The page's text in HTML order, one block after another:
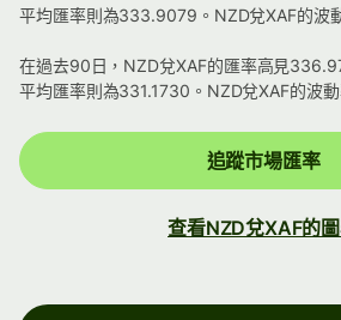
平均匯率則為333.9079。NZD兌XAF的波
在過去90日，NZD兌XAF的匯率高見
平均匯率則為331.1730。NZD兌XAF的波動
追蹤市場匯率
查看NZD兌XAF的